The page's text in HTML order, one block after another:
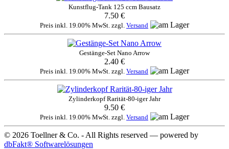
Kunstflug-Tank 125 ccm Bausatz
7.50 €
Preis inkl. 19.00% MwSt. zzgl. Versand
Gestänge-Set Nano Arrow
2.40 €
Preis inkl. 19.00% MwSt. zzgl. Versand
Zylinderkopf Rarität-80-iger Jahr
9.50 €
Preis inkl. 19.00% MwSt. zzgl. Versand
© 2026 Toellner & Co. - All Rights reserved — powered by
dbFakt® Softwarelösungen